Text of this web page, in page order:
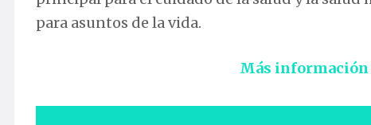
para asuntos de la vida.
Más información